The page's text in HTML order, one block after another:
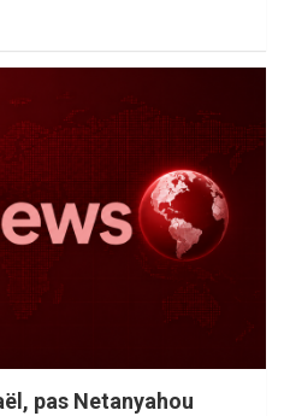
pas Netanyahou